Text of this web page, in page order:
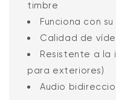
timbre
Funciona con
Calidad de
Resistente a la
para exteriores)
Audio